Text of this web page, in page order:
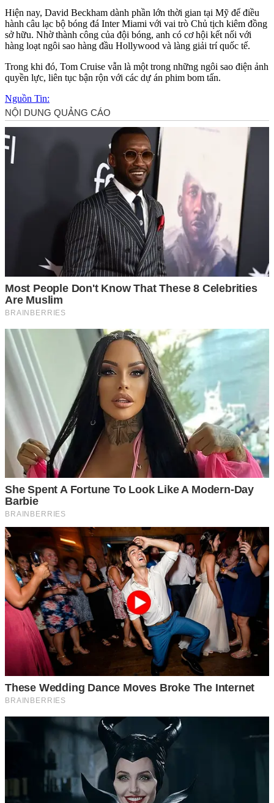
Hiện nay, David Beckham dành phần lớn thời gian tại Mỹ để điều
hành câu lạc bộ bóng đá Inter Miami với vai trò Chủ tịch kiêm đồng
sở hữu. Nhờ thành công của đội bóng, anh có cơ hội kết nối với
hàng loạt ngôi sao hàng đầu Hollywood và làng giải trí quốc tế.
Trong khi đó, Tom Cruise vẫn là một trong những ngôi sao điện ảnh
quyền lực, liên tục bận rộn với các dự án phim bom tấn.
Nguồn Tin: